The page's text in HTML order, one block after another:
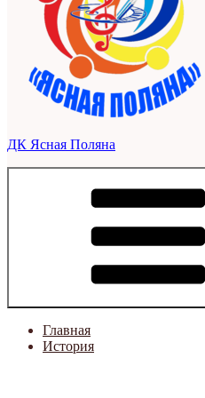
ДК Ясная Поляна
Главная
История